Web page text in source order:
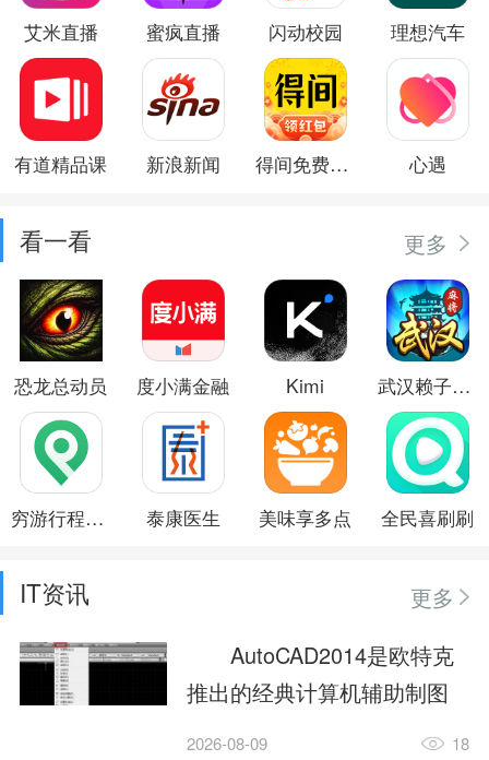
艾米直播 蜜疯直播 闪动校园 理想汽车
有道精品课 新浪新闻 得间免费小说 心遇
看一看 更多
恐龙总动员 度小满金融 Kimi 武汉赖子麻将
穷游行程助手 泰康医生 美味享多点 全民喜刷刷
IT资讯
更多
AutoCAD2014是欧特克
推出的经典计算机辅助制图
工具，主打稳定2D施工图绘
2026-08-09 18